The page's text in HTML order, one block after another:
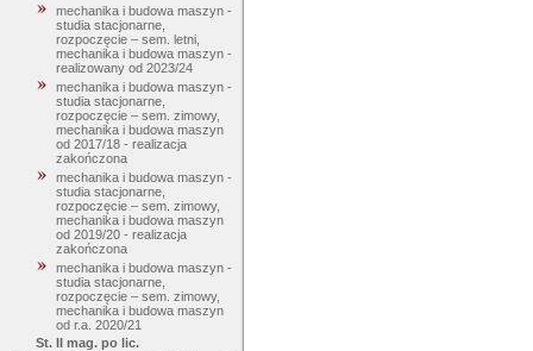
mechanika i budowa maszyn -
studia stacjonarne,
rozpoczęcie – sem. letni,
mechanika i budowa maszyn -
realizowany od 2023/24
mechanika i budowa maszyn -
studia stacjonarne,
rozpoczęcie – sem. zimowy,
mechanika i budowa maszyn
od 2017/18 - realizacja
zakończona
mechanika i budowa maszyn -
studia stacjonarne,
rozpoczęcie – sem. zimowy,
mechanika i budowa maszyn
od 2019/20 - realizacja
zakończona
mechanika i budowa maszyn -
studia stacjonarne,
rozpoczęcie – sem. zimowy,
mechanika i budowa maszyn
od r.a. 2020/21
St. II mag. po lic.